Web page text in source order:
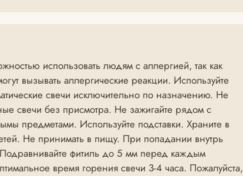
использовать людям с аллергией, так как
вызывать аллергические реакции. Используйте
свечи исключительно по назначению. Не
свечи без присмотра. Не зажигайте рядом с
предметами. Используйте подставки. Храните в
Не принимать в пищу. При попадании внутрь
Подравнивайте фитиль до 5 мм перед каждым
время горения свечи 3-4 часа. Пожалуйста,